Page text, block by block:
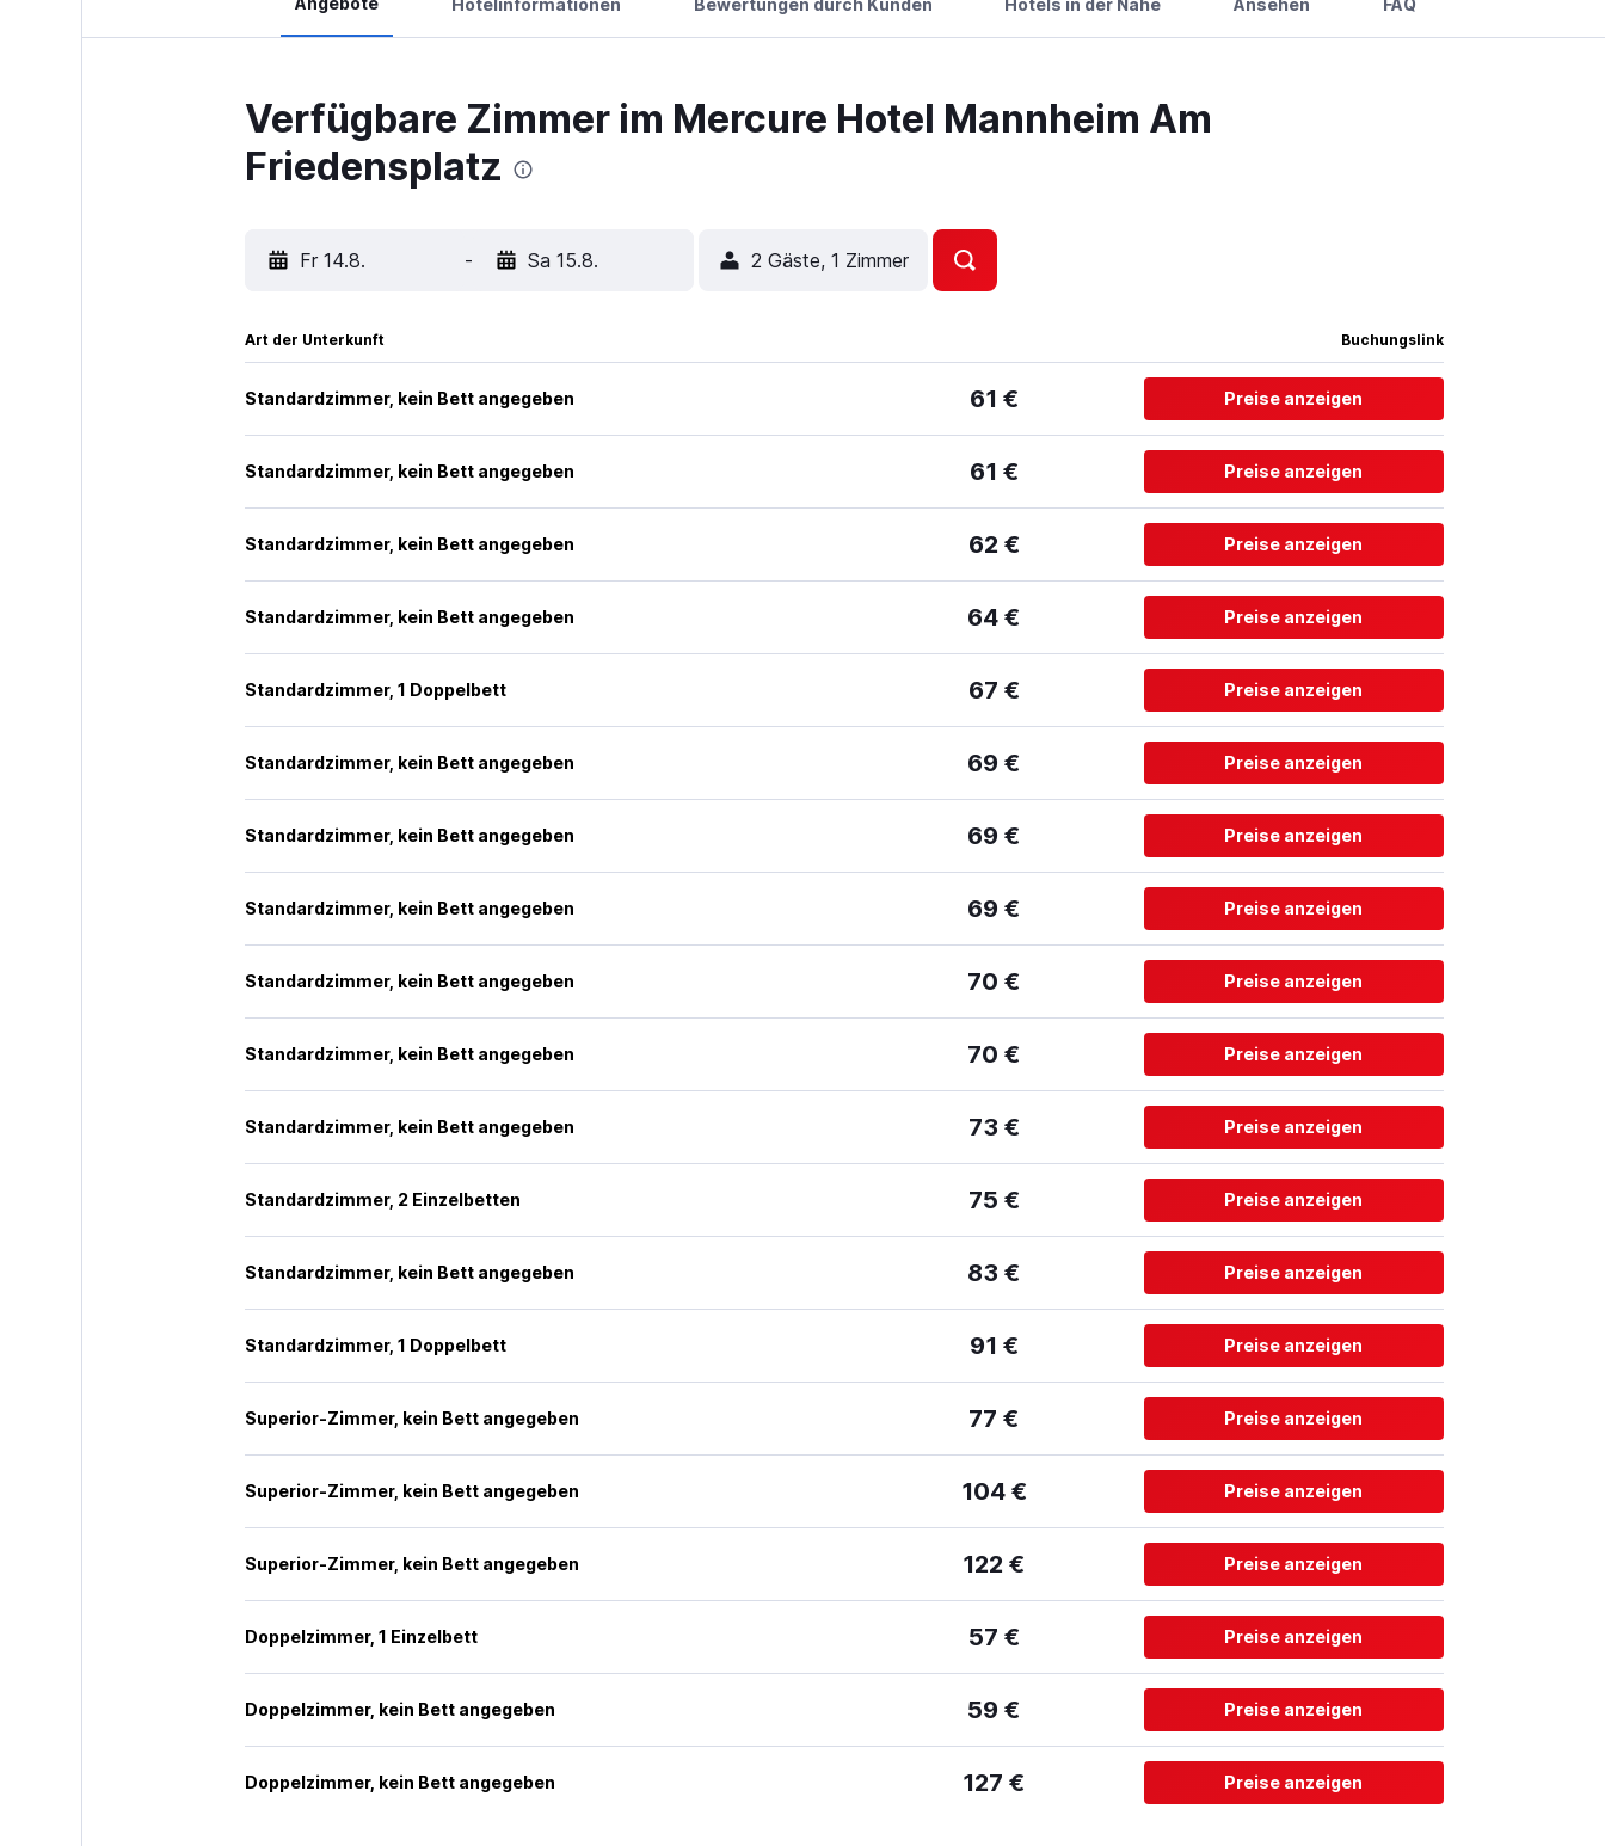
Verfügbare Zimmer im Mercure Hotel Mannheim Am
Friedensplatz
Fr 14.8. - Sa 15.8. 2 Gäste, 1 Zimmer
Art der Unterkunft Buchungslink
Standardzimmer, kein Bett angegeben 61 € Preise anzeigen
Standardzimmer, kein Bett angegeben 61 € Preise anzeigen
Standardzimmer, kein Bett angegeben 62 € Preise anzeigen
Standardzimmer, kein Bett angegeben 64 € Preise anzeigen
Standardzimmer, 1 Doppelbett 67 € Preise anzeigen
Standardzimmer, kein Bett angegeben 69 € Preise anzeigen
Standardzimmer, kein Bett angegeben 69 € Preise anzeigen
Standardzimmer, kein Bett angegeben 69 € Preise anzeigen
Standardzimmer, kein Bett angegeben 70 € Preise anzeigen
Standardzimmer, kein Bett angegeben 70 € Preise anzeigen
Standardzimmer, kein Bett angegeben 73 € Preise anzeigen
Standardzimmer, 2 Einzelbetten 75 € Preise anzeigen
Standardzimmer, kein Bett angegeben 83 € Preise anzeigen
Standardzimmer, 1 Doppelbett 91 € Preise anzeigen
Superior-Zimmer, kein Bett angegeben 77 € Preise anzeigen
Superior-Zimmer, kein Bett angegeben 104 € Preise anzeigen
Superior-Zimmer, kein Bett angegeben 122 € Preise anzeigen
Doppelzimmer, 1 Einzelbett 57 € Preise anzeigen
Doppelzimmer, kein Bett angegeben 59 € Preise anzeigen
Doppelzimmer, kein Bett angegeben 127 € Preise anzeigen